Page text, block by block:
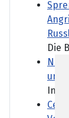
Die
und
In